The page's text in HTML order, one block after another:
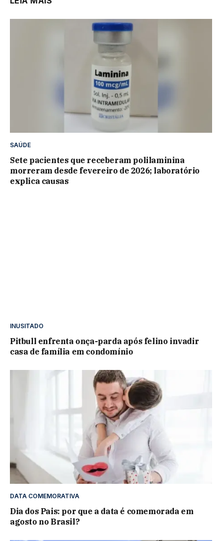
SAÚDE
Sete pacientes que receberam polilaminina
morreram desde fevereiro de 2026; laboratório
explica causas
INUSITADO
Pitbull enfrenta onça-parda após felino invadir
casa de família em condomínio
DATA COMEMORATIVA
Dia dos Pais: por que a data é comemorada em
agosto no Brasil?